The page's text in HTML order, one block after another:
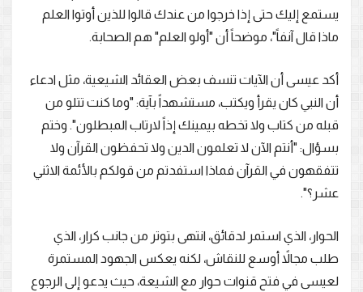
يستمع إليك حتى إذا خرجوا من عندك قالوا للذين أوتوا العلم
ماذا قال آنفاً"، موضحاً أن "أولو العلم" هم الصحابة.
أكد عيسى أن الآيات تنسف بعض العقائد الشيعية، مثل ادعاء
أن النبي كان يقرأ ويكتب، مستشهداً بآية: "وما كنت تتلو من
قبله من كتاب ولا تخطه بيمينك إذاً لارتاب المبطلون". وختم
بسؤال: "أنتم الآن لا تعلمون الدين ولا تحفظون القرآن ولا
تتفقهون في القرآن فماذا استفدتم من قولكم بالأئمة الاثني
عشر؟".
الحوار، الذي استمر لدقائق، انتهى بتوتر من جانب كرار، الذي
طلب مجالاً أوسع للنقاش، لكنه يعكس الجهود المستمرة
لعيسى في فتح قنوات حوار مع الشيعة، حيث يدعو إلى الرجوع